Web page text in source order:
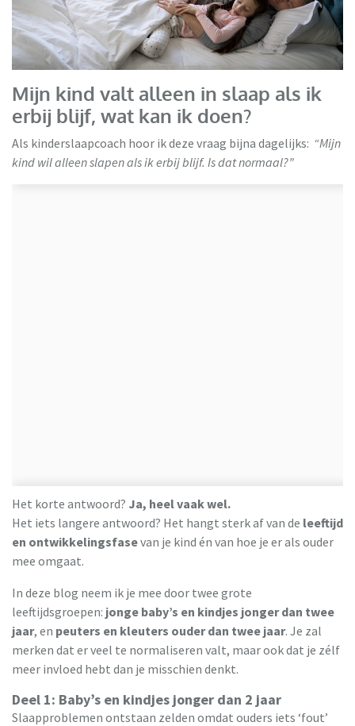
Mijn kind valt alleen in slaap als ik
erbij blijf, wat kan ik doen?
Als kinderslaapcoach hoor ik deze vraag bijna dagelijks: “Mijn
kind wil alleen slapen als ik erbij blijf. Is dat normaal?”
Het korte antwoord? Ja, heel vaak wel.
Het iets langere antwoord? Het hangt sterk af van de leeftijd
en ontwikkelingsfasevan je kind én van hoe je er als ouder
mee omgaat.
In deze blog neem ik je mee door twee grote
leeftijdsgroepen: jonge baby’s en kindjes jonger dan twee
jaar, en peuters en kleuters ouder dan twee jaar. Je zal
merken dat er veel te normaliseren valt, maar ook dat je zélf
meer invloed hebt dan je misschien denkt.
Deel 1: Baby’s en kindjes jonger dan 2 jaar
Slaapproblemen ontstaan zelden omdat ouders iets ‘fout’